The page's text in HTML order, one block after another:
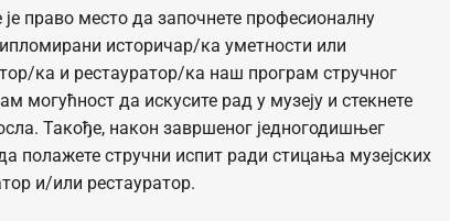
је право место да започнете професионалну
историчар/ка уметности или
ка и рестауратор/ка наш програм стручног
могућност да искусите рад у музеју и стекнете
Такође, након завршеног једногодишњег
полажете стручни испит ради стицања музејских
и/или рестауратор.